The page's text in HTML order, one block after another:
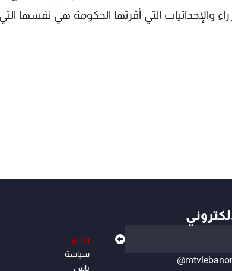
والإحداثيات التي أقرتها الحكومة هي نفسها
الأخبار
سياسة
ناس